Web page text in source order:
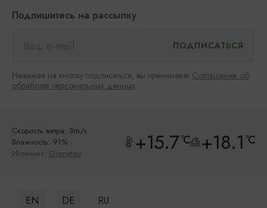
Подпишитесь на рассылку
Нажимая на кнопку подписаться, вы принимаете Соглашение об
обработке персональных данных
Скорость ветра: 3m/s
Влажность: 91%
Источник: Gismeteo +15.7°C +18.1 °C
EN DE RU